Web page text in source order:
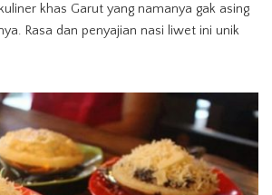
khas Garut yang namanya gak asing
Rasa dan penyajian nasi liwet ini unik